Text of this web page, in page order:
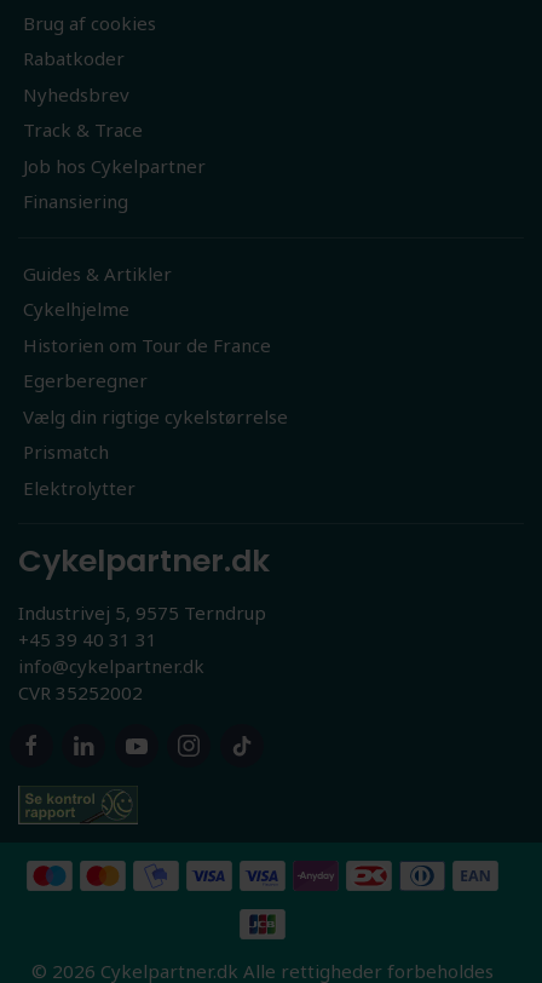
Brug af cookies
Rabatkoder
Nyhedsbrev
Track & Trace
Job hos Cykelpartner
Finansiering
Guides & Artikler
Cykelhjelme
Historien om Tour de France
Egerberegner
Vælg din rigtige cykelstørrelse
Prismatch
Elektrolytter
Cykelpartner.dk
Industrivej 5, 9575 Terndrup
+45 39 40 31 31
info@cykelpartner.dk
CVR 35252002
© 2026 Cykelpartner.dk Alle rettigheder forbeholdes